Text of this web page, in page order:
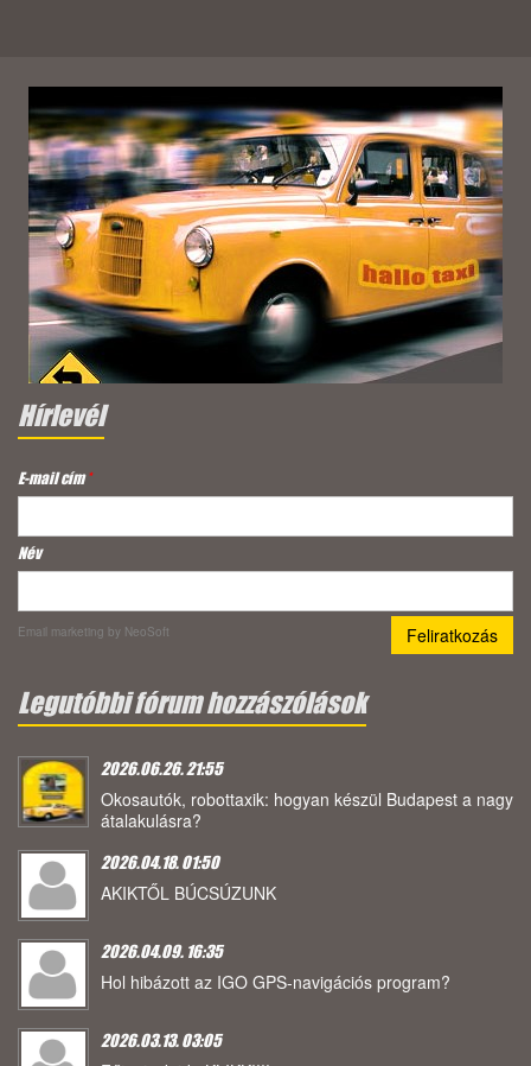
Hírlevél
E-mail cím*
Név
Email marketing by NeoSoft
Legutóbbi fórum hozzászólások
2026.06.26. 21:55
Okosautók, robottaxik: hogyan készül Budapest a nagy
átalakulásra?
2026.04.18. 01:50
AKIKTŐL BÚCSÚZUNK
2026.04.09. 16:35
Hol hibázott az IGO GPS-navigációs program?
2026.03.13. 03:05